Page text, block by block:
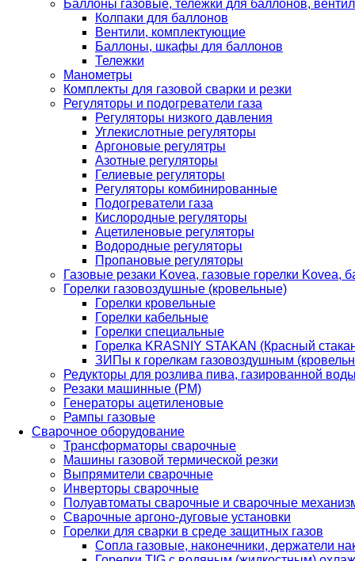
Баллоны газовые, тележки для баллонов,
Колпаки для баллонов
Вентили, комплектующие
Баллоны, шкафы для баллонов
Тележки
Манометры
Комплекты для газовой сварки и резки
Регуляторы и подогреватели газа
Регуляторы низкого давления
Углекислотные регуляторы
Аргоновые регулятры
Азотные регуляторы
Гелиевые регуляторы
Регуляторы комбинированные
Подогреватели газа
Кислородные регуляторы
Ацетиленовые регуляторы
Водородные регуляторы
Пропановые регуляторы
Газовые резаки Kovea, газовые горелки Kovea,
Горелки газовоздушные (кровельные)
Горелки кровельные
Горелки кабельные
Горелки специальные
Горелка KRASNIY STAKAN (Красный
ЗИПы к горелкам газовоздушным
Редукторы для розлива пива, газированной
Резаки машинные (РМ)
Генераторы ацетиленовые
Рампы газовые
Сварочное оборудование
Трансформаторы сварочные
Машины газовой термической резки
Выпрямители сварочные
Инверторы сварочные
Полуавтоматы сварочные и сварочные
Сварочные аргоно-дуговые установки
Горелки для сварки в среде защитных газов
Сопла газовые, наконечники, держатели